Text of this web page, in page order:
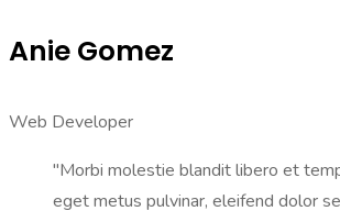
Anie Gomez
Web Developer
"Morbi molestie blandit libero et
eget metus pulvinar, eleifend dolor